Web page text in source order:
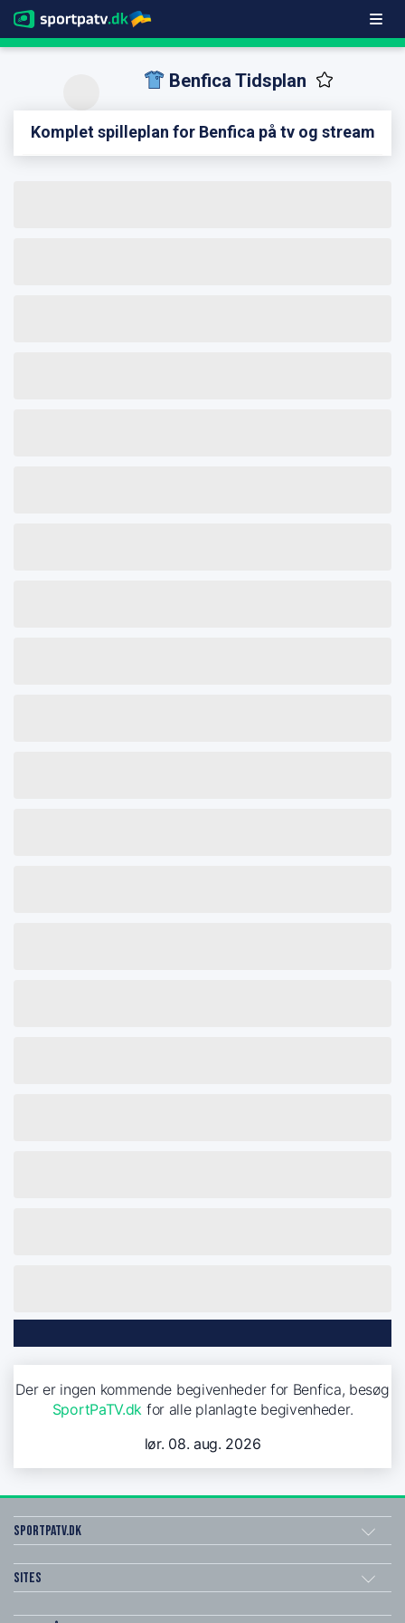
Benfica Tidsplan
Komplet spilleplan for Benfica på tv og stream
Der er ingen kommende begivenheder for Benfica, besøg
SportPaTV.dk for alle planlagte begivenheder.
lør. 08. aug. 2026
SportPaTV.dk
Sites